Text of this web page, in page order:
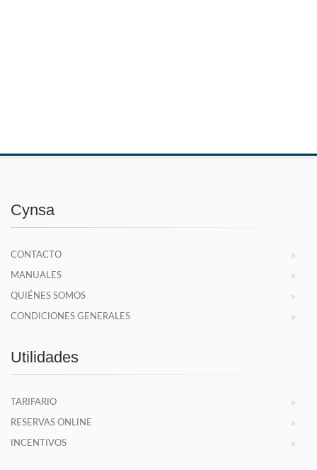
Cynsa
CONTACTO
MANUALES
QUIÉNES SOMOS
CONDICIONES GENERALES
Utilidades
TARIFARIO
RESERVAS ONLINE
INCENTIVOS